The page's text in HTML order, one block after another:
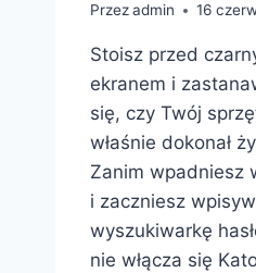
Przezadmin 16
Stoisz przed
ekranem i
się, czy Twój
właśnie dokonał
Zanim wpadniesz
i zaczniesz
wyszukiwarkę
nie włącza się